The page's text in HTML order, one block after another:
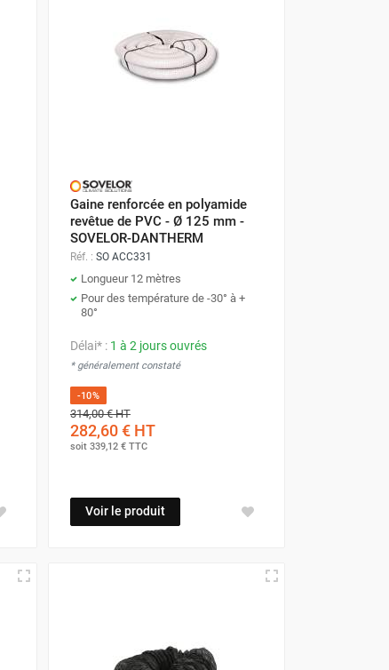
Gaine renforcée en polyamide
revêtue de PVC - Ø 125 mm -
SOVELOR-DANTHERM
Réf. : SO ACC331
Longueur 12 mètres
Pour des température de -30° à +
80°
Délai* : 1 à 2 jours ouvrés
* généralement constaté
-10%
314,00 €HT
282,60 €HT
soit 339,12 €TTC
Voir le produit